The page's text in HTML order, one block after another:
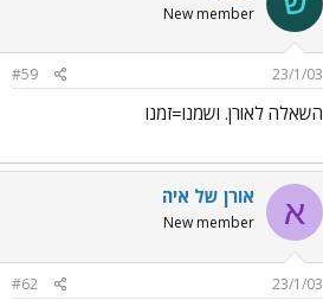
New member
23/1/03
#59
השאלה לאורן. ושמנו=זמנו
א אורן של איה
New member
23/1/03
#62